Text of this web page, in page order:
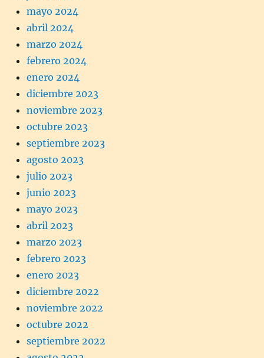
mayo 2024
abril 2024
marzo 2024
febrero 2024
enero 2024
diciembre 2023
noviembre 2023
octubre 2023
septiembre 2023
agosto 2023
julio 2023
junio 2023
mayo 2023
abril 2023
marzo 2023
febrero 2023
enero 2023
diciembre 2022
noviembre 2022
octubre 2022
septiembre 2022